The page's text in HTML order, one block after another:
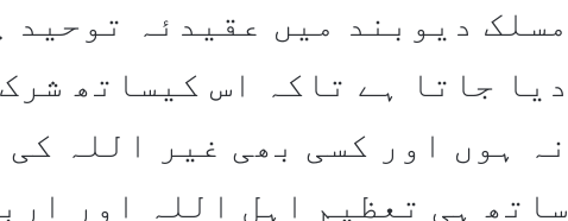
مسلک دیوبند میں عقیدئہ توحید
دیا جاتا ہے تاکہ اس کیساتھ
نہ ہوں اور کسی بھی غیر اللہ
ساتھ ہی تعظیم اہل اللہ اور